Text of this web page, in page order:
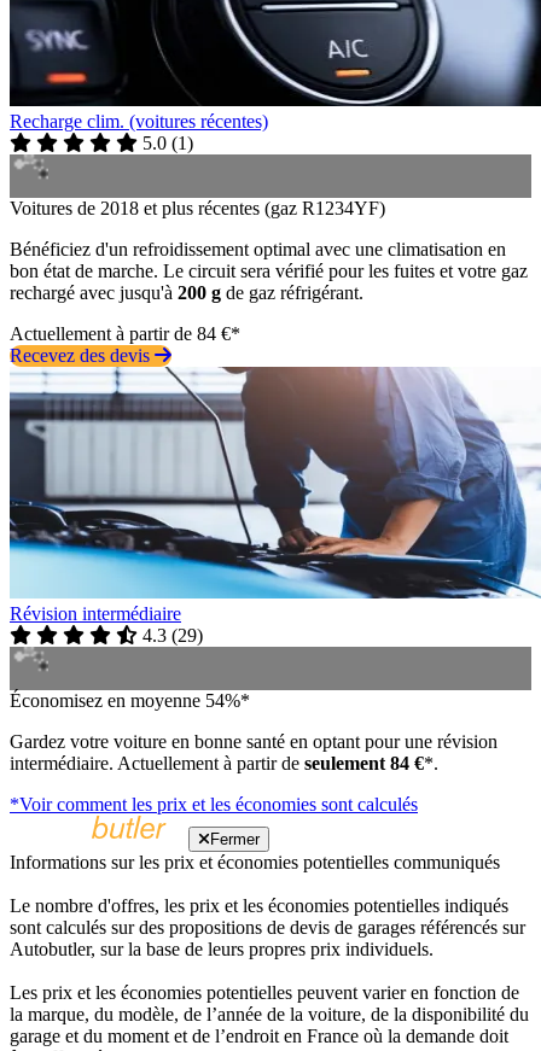
Recharge clim. (voitures récentes)
5.0 (1)
Voitures de 2018 et plus récentes (gaz R1234YF)
Bénéficiez d'un refroidissement optimal avec une climatisation en
bon état de marche. Le circuit sera vérifié pour les fuites et votre gaz
rechargé avec jusqu'à 200 g de gaz réfrigérant.
Actuellement à partir de 84 €*
Recevez des devis
Révision intermédiaire
4.3 (29)
Économisez en moyenne 54%*
Gardez votre voiture en bonne santé en optant pour une révision
intermédiaire. Actuellement à partir de seulement 84 €*.
*Voir comment les prix et les économies sont calculés
Fermer
Informations sur les prix et économies potentielles communiqués
Le nombre d'offres, les prix et les économies potentielles indiqués
sont calculés sur des propositions de devis de garages référencés sur
Autobutler, sur la base de leurs propres prix individuels.
Les prix et les économies potentielles peuvent varier en fonction de
la marque, du modèle, de l’année de la voiture, de la disponibilité du
garage et du moment et de l’endroit en France où la demande doit